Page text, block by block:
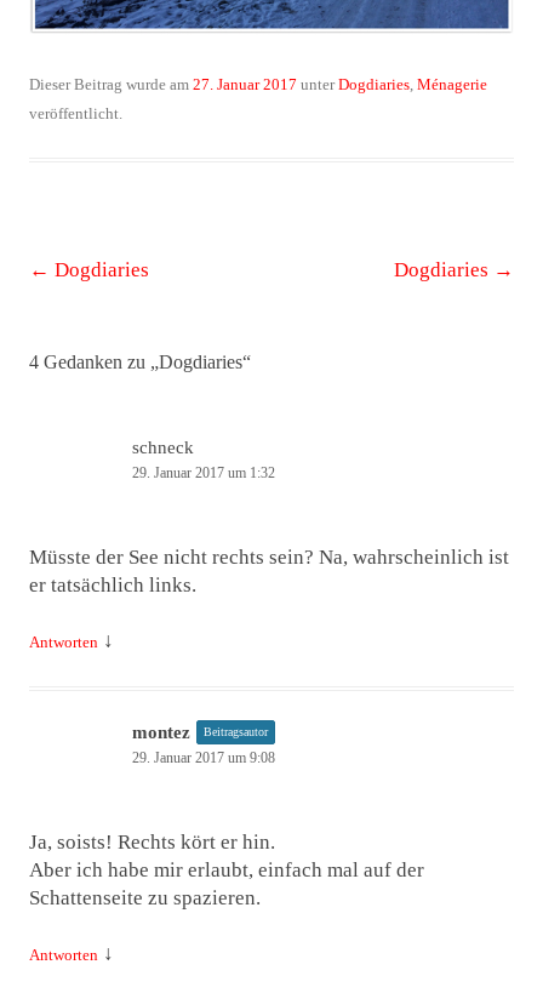
Dieser Beitrag wurde am 27. Januar 2017 unterDogdiaries Ménagerie
veröffentlicht.
Beitrags-
← Dogdiaries Dogdiaries →
4 Gedanken zu „Dogdiaries“
schneck
29. Januar 2017 um 1:32
Müsste der See nicht rechts sein? Na, wahrscheinlich ist
er tatsächlich links.
Antworten ↓
montez Beitragsautor
29. Januar 2017 um 9:08
Ja, soists! Rechts kört er hin.
Aber ich habe mir erlaubt, einfach mal auf der
Schattenseite zu spazieren.
Antworten ↓